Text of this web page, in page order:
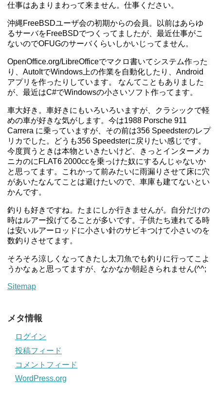
仕事はあまりまわって来ません。仕事ください。
沖縄FreeBSDユーザ会の初期からの会員。以前はあらゆ
るサーバをFreeBSDでつくってましたが、最近仕事がこ
ないのでOFUGのサーバくらいしかいじってません。
OpenOffice.org/LibreOfficeでマクロ書いてシステム作った
り、AutoItでWindows上の作業を自動化したり、Android
アプリを作ったりしています。 なんてこともありました
が、最近はC#でWindowsの小さいソフト作ってます。
車大好き。車好きにもいろいろいますが、クラシックで軽
めの車が好きな気がします。今は1988 Porsche 911
Carrera に乗っていますが、その前は356 Speedsterのレプ
リカでした。どうも356 Speedsterに戻りたい感じです。
今度買うときは本物といきたいけど、きっとインターメカ
ニカのにFLAT6 2000ccを乗っけた奴にするんじゃないか
と思ってます。これかって前みたいに雨漏りさせて床に穴
があいたなんてことは避けたいので、車庫も建てないとい
かんです。
釣りも好きですね。たまにしか行きませんが。自分だけの
時はルアー投げてることが多いです。子供たち連れてる時
は安いルアーロッドに小さい針のサビキつけて小さいのを
数釣りさせてます。
そろそろ涼しくなってきたし太刀魚でも釣りに行ってこよ
うかなぁと思ってますが、なかなか朝起きられません(^^;
Sitemap
メタ情報
ログイン
投稿フィード
コメントフィード
WordPress.org